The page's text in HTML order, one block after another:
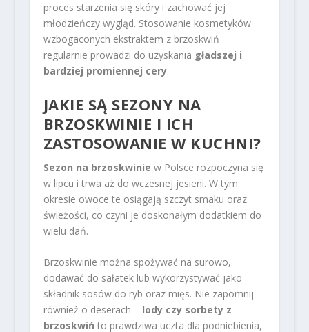
proces starzenia się skóry i zachować jej
młodzieńczy wygląd. Stosowanie kosmetyków
wzbogaconych ekstraktem z brzoskwiń
regularnie prowadzi do uzyskania gładszej i
bardziej promiennej cery.
JAKIE SĄ SEZONY NA
BRZOSKWINIE I ICH
ZASTOSOWANIE W KUCHNI?
Sezon na brzoskwinie w Polsce rozpoczyna się
w lipcu i trwa aż do wczesnej jesieni. W tym
okresie owoce te osiągają szczyt smaku oraz
świeżości, co czyni je doskonałym dodatkiem do
wielu dań.
Brzoskwinie można spożywać na surowo,
dodawać do sałatek lub wykorzystywać jako
składnik sosów do ryb oraz mięs. Nie zapomnij
również o deserach – lody czy sorbety z
brzoskwiń to prawdziwa uczta dla podniebienia,